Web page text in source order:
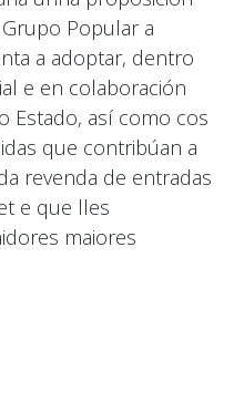
Popular a
a adoptar, dentro
e en colaboración
Estado, así como cos
que contribúan a
revenda de entradas
e que lles
maiores